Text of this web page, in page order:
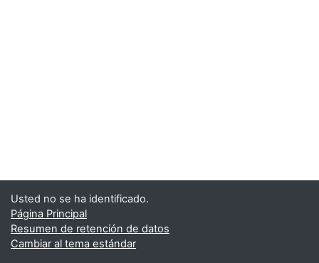
Usted no se ha identificado.
Página Principal
Resumen de retención de datos
Cambiar al tema estándar